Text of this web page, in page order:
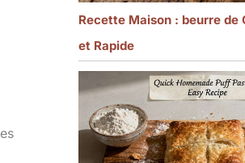
Recette Maison : beurre de
et Rapide